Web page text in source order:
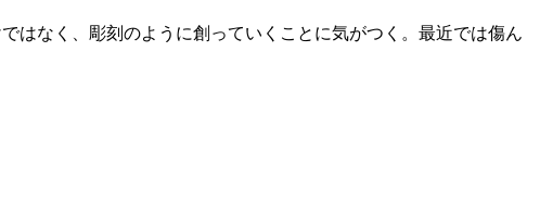
はなく、彫刻のように創っていくことに気がつく。最近では傷ん